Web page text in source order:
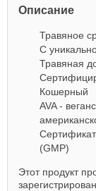
Описание
Травяное
С
Травяная
Кошерный
AVA -
(GMP)
Этот продукт